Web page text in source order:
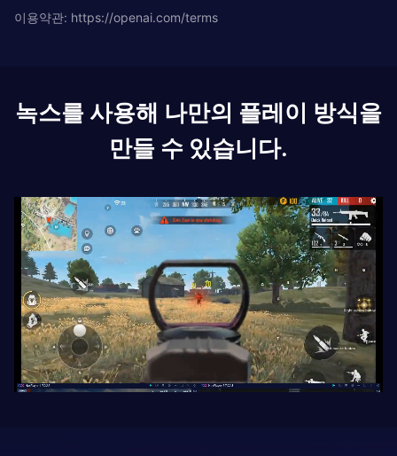
이용약관: https://openai.com/terms
녹스를 사용해 나만의 플레이 방식을
만들 수 있습니다.